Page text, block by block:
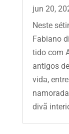
jun 20,
Neste
Fabiano
tido com
antigos
vida,
divã